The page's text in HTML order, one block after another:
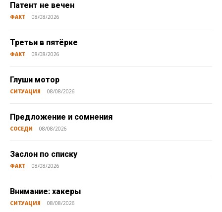
Патент не вечен
ФАКТ 08/08/2026
Третьи в пятёрке
ФАКТ 08/08/2026
Глуши мотор
СИТУАЦИЯ 08/08/2026
Предложение и сомнения
СОСЕДИ 08/08/2026
Заслон по списку
ФАКТ 08/08/2026
Внимание: хакеры
СИТУАЦИЯ 08/08/2026